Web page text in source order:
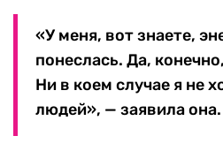
«У меня, вот знаете,
понеслась. Да,
Ни в коем случае я не
людей», — заявила она.